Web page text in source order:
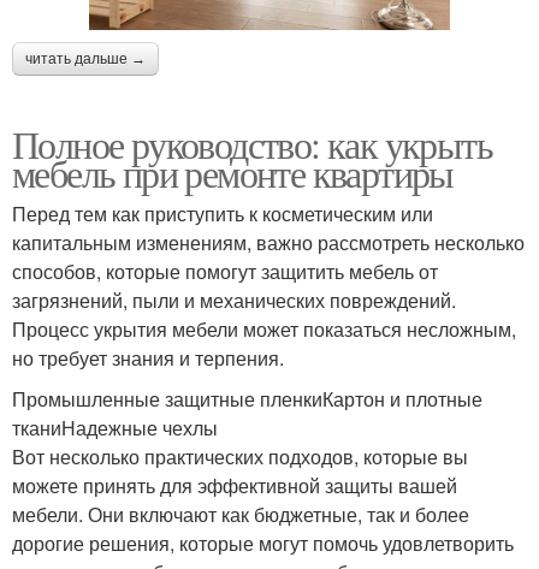
читать дальше →
Полное руководство: как укрыть
мебель при ремонте квартиры
Перед тем как приступить к косметическим или
капитальным изменениям, важно рассмотреть несколько
способов, которые помогут защитить мебель от
загрязнений, пыли и механических повреждений.
Процесс укрытия мебели может показаться несложным,
но требует знания и терпения.
Промышленные защитные пленкиКартон и плотные
тканиНадежные чехлы
Вот несколько практических подходов, которые вы
можете принять для эффективной защиты вашей
мебели. Они включают как бюджетные, так и более
дорогие решения, которые могут помочь удовлетворить